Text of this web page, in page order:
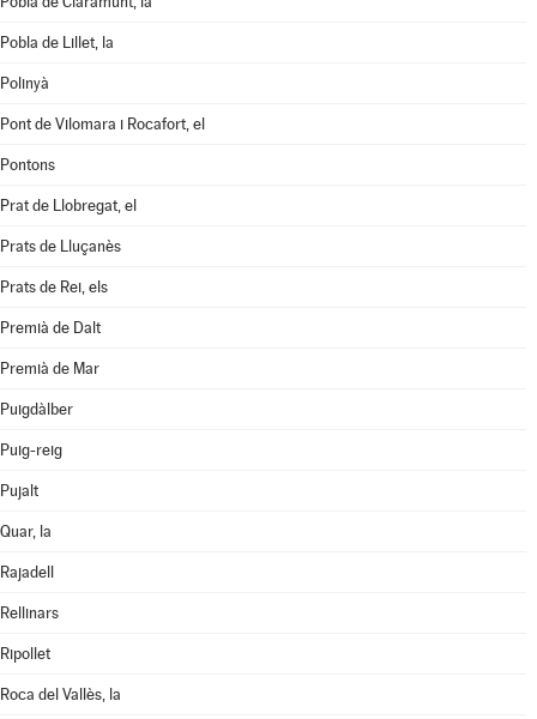
Pobla de Lillet, la
Polinyà
Pont de Vilomara i Rocafort, el
Pontons
Prat de Llobregat, el
Prats de Lluçanès
Prats de Rei, els
Premià de Dalt
Premià de Mar
Puigdàlber
Puig-reig
Pujalt
Quar, la
Rajadell
Rellinars
Ripollet
Roca del Vallès, la